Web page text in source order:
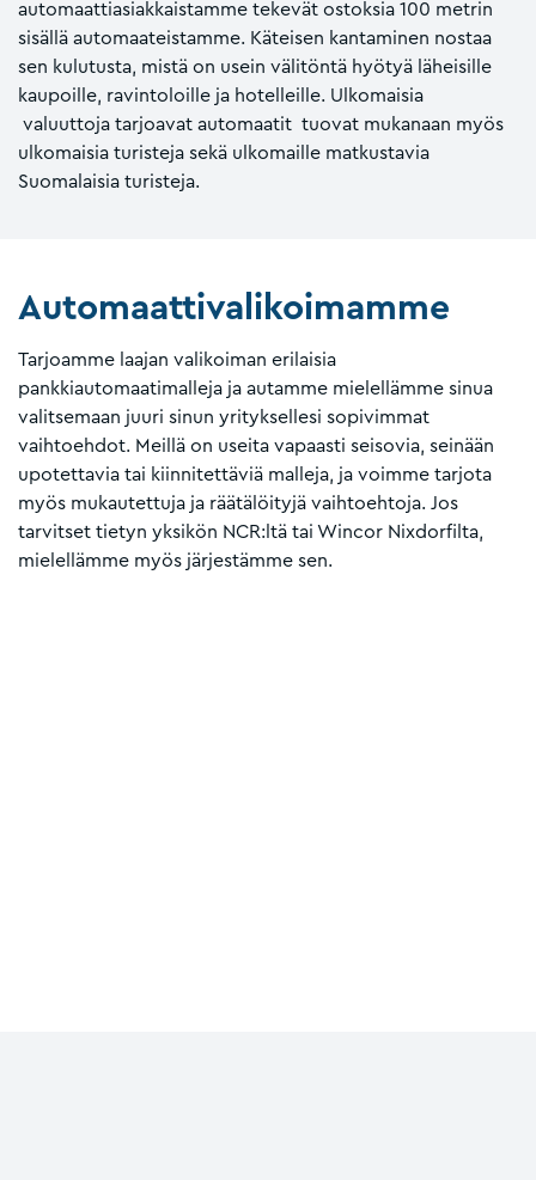
automaattiasiakkaistamme tekevät ostoksia 100 metrin
sisällä automaateistamme. Käteisen kantaminen nostaa
sen kulutusta, mistä on usein välitöntä hyötyä läheisille
kaupoille, ravintoloille ja hotelleille. Ulkomaisia
valuuttoja tarjoavat automaatit tuovat mukanaan myös
ulkomaisia turisteja sekä ulkomaille matkustavia
Suomalaisia turisteja.
Automaattivalikoimamme
Tarjoamme laajan valikoiman erilaisia
pankkiautomaatimalleja ja autamme mielellämme sinua
valitsemaan juuri sinun yrityksellesi sopivimmat
vaihtoehdot. Meillä on useita vapaasti seisovia, seinään
upotettavia tai kiinnitettäviä malleja, ja voimme tarjota
myös mukautettuja ja räätälöityjä vaihtoehtoja. Jos
tarvitset tietyn yksikön NCR:ltä tai Wincor Nixdorfilta,
mielellämme myös järjestämme sen.